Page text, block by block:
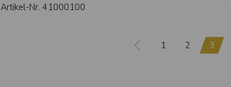
Artikel-Nr. 41000100
1 2 3